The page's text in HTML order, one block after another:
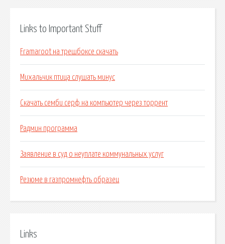
Links to Important Stuff
Framaroot на трешбоксе скачать
Михальчик птица слушать минус
Скачать семби серф на компьютер через торрент
Радмин программа
Заявление в суд о неуплате коммунальных услуг
Резюме в газпромнефть образец
Links